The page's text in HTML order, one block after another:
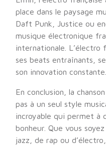
place dans le paysage
Daft Punk, Justice ou
musique électronique
internationale. L’électro
ses beats entraînants,
son innovation constante.
En conclusion, la
pas à un seul style
incroyable qui permet à
bonheur. Que vous
jazz, de rap ou